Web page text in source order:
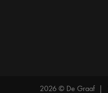
2026 © De Graaf |